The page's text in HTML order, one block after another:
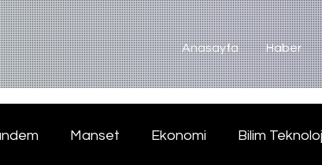
Anasayfa Haber
Manset Ekonomi Bilim